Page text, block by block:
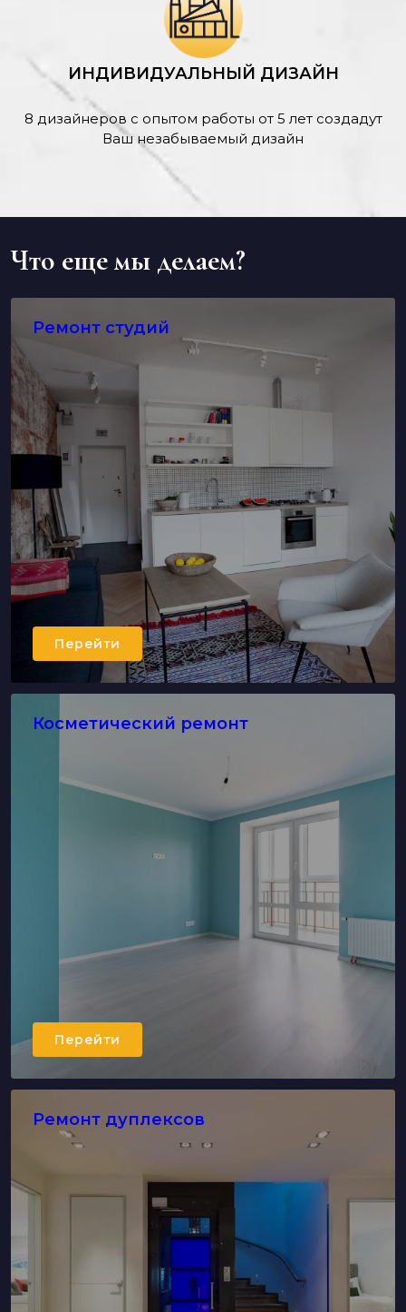
ИНДИВИДУАЛЬНЫЙ ДИЗАЙН
8 дизайнеров с опытом работы от 5 лет создадут
Ваш незабываемый дизайн
Что еще мы делаем?
Ремонт студий
Перейти
Косметический ремонт
Перейти
Ремонт дуплексов